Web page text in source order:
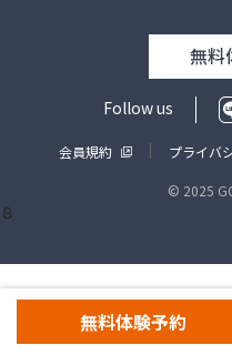
無料体験予約
会員規約 プライバ
無料
Follow us
© 2025
８